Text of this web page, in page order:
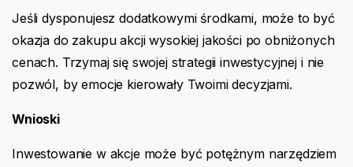
Jeśli dysponujesz dodatkowymi środkami, może to być
okazja do zakupu akcji wysokiej jakości po obniżonych
cenach. Trzymaj się swojej strategii inwestycyjnej i nie
pozwól, by emocje kierowały Twoimi decyzjami.
Wnioski
Inwestowanie w akcje może być potężnym narzędziem